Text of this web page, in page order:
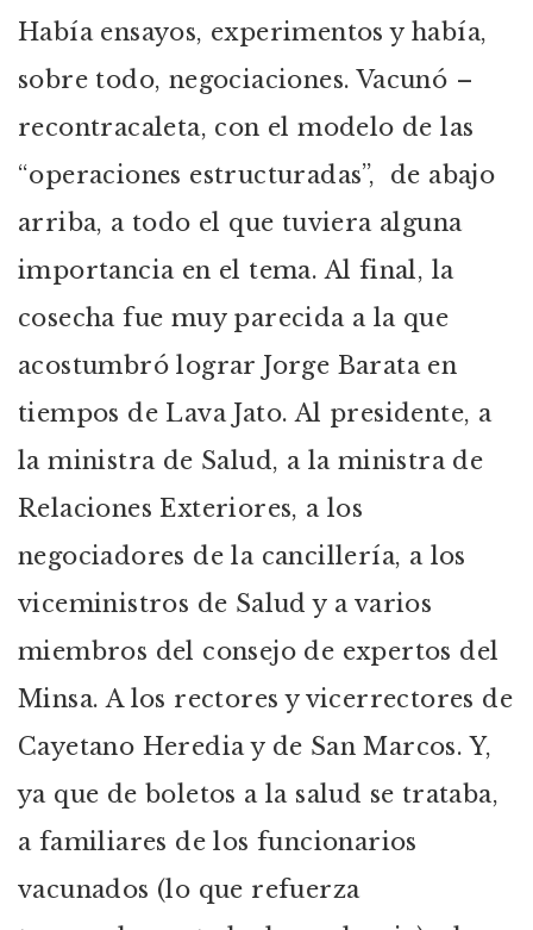
Había ensayos, experimentos y había,
sobre todo, negociaciones. Vacunó –
recontracaleta, con el modelo de las
“operaciones estructuradas”, de abajo
arriba, a todo el que tuviera alguna
importancia en el tema. Al final, la
cosecha fue muy parecida a la que
acostumbró lograr Jorge Barata en
tiempos de Lava Jato. Al presidente, a
la ministra de Salud, a la ministra de
Relaciones Exteriores, a los
negociadores de la cancillería, a los
viceministros de Salud y a varios
miembros del consejo de expertos del
Minsa. A los rectores y vicerrectores de
Cayetano Heredia y de San Marcos. Y,
ya que de boletos a la salud se trataba,
a familiares de los funcionarios
vacunados (lo que refuerza